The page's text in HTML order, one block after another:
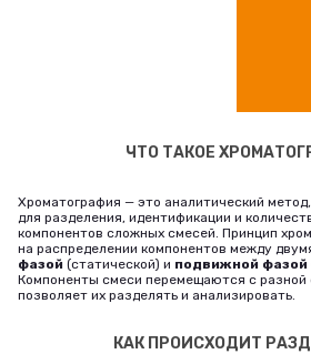
ЧТО ТАКОЕ
Хроматография — это аналитический
для разделения, идентификации и
компонентов сложных смесей. Принцип
на распределении компонентов между
фазой (статической) и подвижной фазой
Компоненты смеси перемещаются с разной
позволяет их разделять и анализировать.
КАК ПРОИСХОДИТ